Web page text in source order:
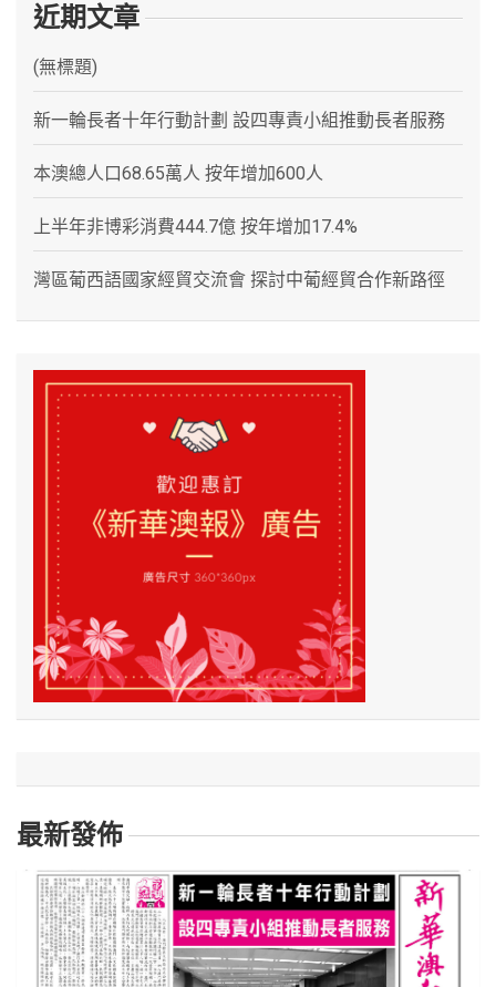
近期文章
(無標題)
新一輪長者十年行動計劃 設四專責小組推動長者服務
本澳總人口68.65萬人 按年增加600人
上半年非博彩消費444.7億 按年增加17.4%
灣區葡西語國家經貿交流會 探討中葡經貿合作新路徑
最新發佈